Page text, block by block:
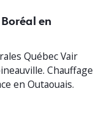
en
Québec Vair
Chauffage
en Outaouais.